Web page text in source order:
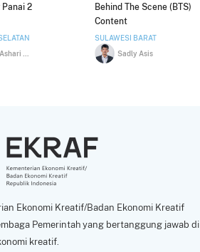
Panai 2
Behind The Scene (BTS)
Content
SULAWESI BARAT
Sadly Asis
Ekonomi Kreatif/Badan Ekonomi Kreatif
Pemerintah yang bertanggung jawab di
kreatif.